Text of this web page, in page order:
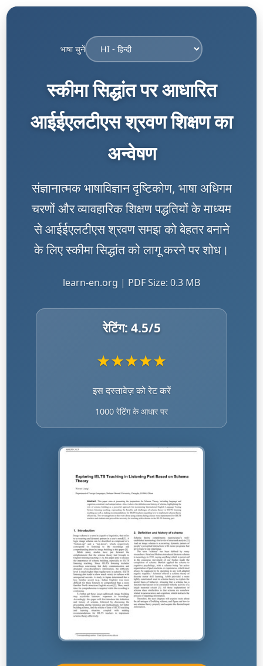
भाषा चुनें
स्कीमा सिद्धांत पर आधारित
आईईएलटीएस श्रवण शिक्षण का
अन्वेषण
संज्ञानात्मक भाषाविज्ञान दृष्टिकोण, भाषा अधिगम
चरणों और व्यावहारिक शिक्षण पद्धतियों के माध्यम
से आईईएलटीएस श्रवण समझ को बेहतर बनाने
के लिए स्कीमा सिद्धांत को लागू करने पर शोध।
learn-en.org | PDF Size: 0.3 MB
रेटिंग: 4.5/5
★★★★★
इस दस्तावेज़ को रेट करें
1000 रेटिंग के आधार पर